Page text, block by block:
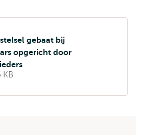
gebaat bij
opgericht door
KB